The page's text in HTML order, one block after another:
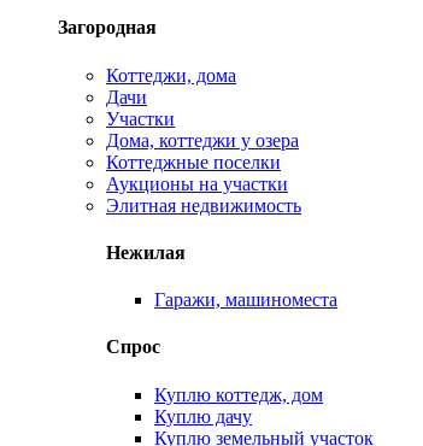
Загородная
Коттеджи, дома
Дачи
Участки
Дома, коттеджи у озера
Коттеджные поселки
Аукционы на участки
Элитная недвижимость
Нежилая
Гаражи, машиноместа
Спрос
Куплю коттедж, дом
Куплю дачу
Куплю земельный участок